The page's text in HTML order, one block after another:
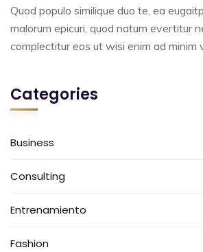
Quod populo similique duo te, ea
malorum epicuri, quod natum evertitur
complectitur eos ut wisi enim ad minim
Categories
Business
Consulting
Entrenamiento
Fashion